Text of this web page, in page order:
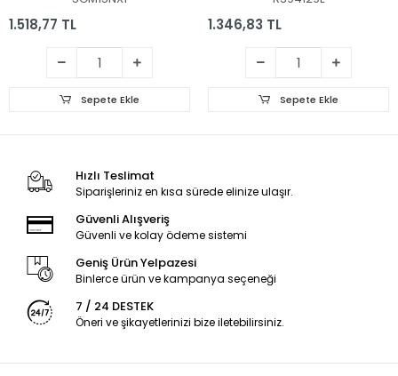
1.518,77 TL
Sepete Ekle
1.346,83 TL
Sepete Ekle
Hızlı Teslimat
Siparişleriniz en kısa sürede elinize ulaşır.
Güvenli Alışveriş
Güvenli ve kolay ödeme sistemi
Geniş Ürün Yelpazesi
Binlerce ürün ve kampanya seçeneği
7 / 24 DESTEK
Öneri ve şikayetlerinizi bize iletebilirsiniz.